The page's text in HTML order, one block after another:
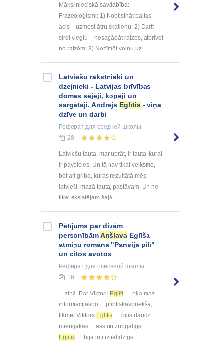
Mākslinieciskā savdabība:
Frazeoloģismi: 1) Noblisināt baltas
acis – uzmest ātru skatienu; 2) Darīt
sirdi vieglu – nesagādāt raizes, atbrīvot
no raizēm; 3) Nezīmēt velnu uz ...
Latviešu rakstnieki un
dzejnieki - Latvijas brīvības
domas sējēji, kopēji un
sargātāji. Andrejs Eglītis - viņa
dzīve un darbi
Реферат для средней школы
28
Latviešu tauta, manuprāt, ir tauta, kurai
ir paveicies. Un tā nav tikai veiksme,
bet arī griba, kuras rezultātā mēs,
latvieši, mazā tauta, pastāvam. Un ne
tikai eksistējam šajā ...
Pētījums par divām
personībāmAnšlava Eglīša
atmiņu romānā "Pansija pilī"
un citos avotos
Реферат для основной школы
16
... ziņā. Par Viktoru Eglīti
bija maz
informācijasno ... publiskaspriekšā,
tikmēr Viktors Eglītis
bijis daudz
mierīgākas ... ass un zobgalīgs.
Eglītis
bija ļoti izpalīdzīgs ...